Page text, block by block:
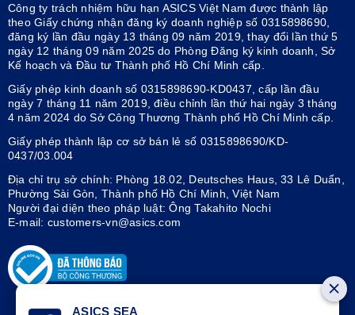
Công ty trách nhiệm hữu hạn ASICS Việt Nam được thành lập
theo Giấy chứng nhận đăng ký doanh nghiệp số 0315898690,
đăng ký lần đầu ngày 13 tháng 09 năm 2019, thay đổi lần thứ 5
ngày 12 tháng 09 năm 2025 do Phòng Đăng ký kinh doanh, Sở
Kế hoạch và Đầu tư Thành phố Hồ Chí Minh cấp.
Giấy phép kinh doanh số 0315898690-KD0437, cấp lần đầu
ngày 7 tháng 11 năm 2019, điều chỉnh lần thứ hai ngày 3 tháng
4 năm 2024 do Sở Công Thương Thành phố Hồ Chí Minh cấp.
Giấy phép thành lập cơ sở bán lẻ số 0315898690/KD-
0437/03.004
Địa chỉ trụ sở chính: Phòng 18.02, Deutsches Haus, 33 Lê Duẩn,
Phường Sài Gòn, Thành phố Hồ Chí Minh, Việt Nam
Người đại diện theo pháp luật: Ông Takahito Nochi
E-mail: customers-vn@asics.com
ASICS SEA